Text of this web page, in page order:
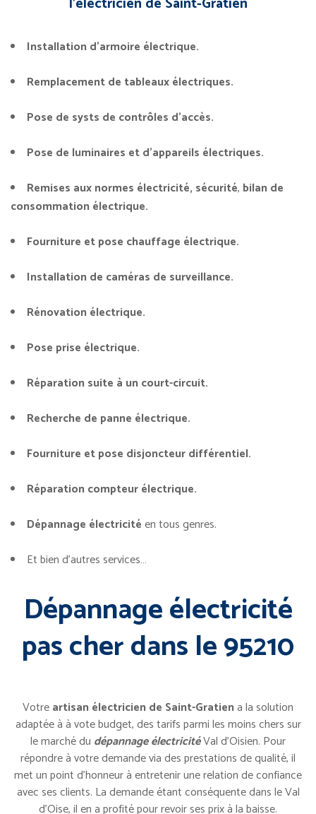
Installation d’armoire électrique.
Remplacement de tableaux électriques.
Pose de systs de contrôles d’accès.
Pose de luminaires et d’appareils électriques.
Remises aux normes électricité, sécurité, bilan de
consommation électrique.
Fourniture et pose chauffage électrique.
Installation de caméras de surveillance.
Rénovation électrique.
Pose prise électrique.
Réparation suite à un court-circuit.
Recherche de panne électrique.
Fourniture et pose disjoncteur différentiel.
Réparation compteur électrique.
Dépannage électricitéen tous genres.
Et bien d’autres services…
Dépannage électricité
pas cher dans le 95210
Votreartisan électricien de Saint-Gratiena la solution
adaptée à à vote budget, des tarifs parmi les moins chers sur
le marché du dépannage électricitéVal d’Oisien. Pour
répondre à votre demande via des prestations de qualité, il
met un point d’honneur à entretenir une relation de confiance
avec ses clients. La demande étant conséquente dans le Val
d’Oise, il en a profité pour revoir ses prix à la baisse.